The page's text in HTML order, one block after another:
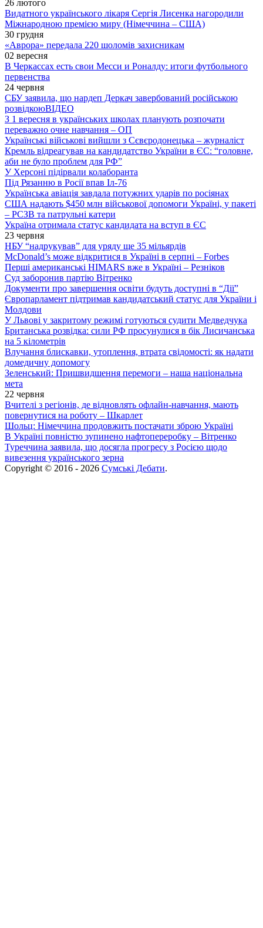
26 лютого
Видатного українського лікаря Сергія Лисенка нагородили
Міжнародною премією миру (Німеччина – США)
30 грудня
«Аврора» передала 220 шоломів захисникам
02 вересня
В Черкассах есть свои Месси и Роналду: итоги футбольного
первенства
24 червня
СБУ заявила, що нардеп Деркач завербований російською
розвідкоюВІДЕО
З 1 вересня в українських школах планують розпочати
переважно очне навчання – ОП
Українські військові вийшли з Сєвєродонецька – журналіст
Кремль відреагував на кандидатство України в ЄС: “головне,
аби не було проблем для РФ”
У Херсоні підірвали колаборанта
Під Рязанню в Росії впав Іл-76
Українська авіація завдала потужних ударів по росіянах
США надають $450 млн військової допомоги Україні, у пакеті
– РСЗВ та патрульні катери
Україна отримала статус кандидата на вступ в ЄС
23 червня
НБУ “надрукував” для уряду ще 35 мільярдів
McDonald’s може відкритися в Україні в серпні – Forbes
Перші американські HIMARS вже в Україні – Резніков
Суд заборонив партію Вітренко
Документи про завершення освіти будуть доступні в “Дії”
Європарламент підтримав кандидатський статус для України і
Молдови
У Львові у закритому режимі готуються судити Медведчука
Британська розвідка: сили РФ просунулися в бік Лисичанська
на 5 кілометрів
Влучання блискавки, утоплення, втрата свідомості: як надати
домедичну допомогу
Зеленський: Пришвидшення перемоги – наша національна
мета
22 червня
Вчителі з регіонів, де відновлять офлайн-навчання, мають
повернутися на роботу – Шкарлет
Шольц: Німеччина продовжить постачати зброю Україні
В Україні повністю зупинено нафтопереробку – Вітренко
Туреччина заявила, що досягла прогресу з Росією щодо
вивезення українського зерна
Copyright © 2016 - 2026 Сумські Дебати.